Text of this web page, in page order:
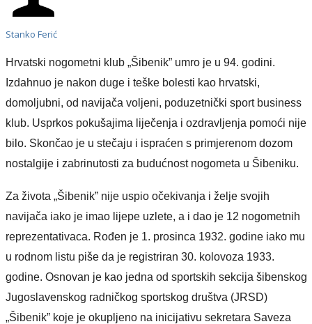
Stanko Ferić
Hrvatski nogometni klub „Šibenik” umro je u 94. godini.
Izdahnuo je nakon duge i teške bolesti kao hrvatski,
domoljubni, od navijača voljeni, poduzetnički sport business
klub. Usprkos pokušajima liječenja i ozdravljenja pomoći nije
bilo. Skončao je u stečaju i ispraćen s primjerenom dozom
nostalgije i zabrinutosti za budućnost nogometa u Šibeniku.
Za života „Šibenik” nije uspio očekivanja i želje svojih
navijača iako je imao lijepe uzlete, a i dao je 12 nogometnih
reprezentativaca. Rođen je 1. prosinca 1932. godine iako mu
u rodnom listu piše da je registriran 30. kolovoza 1933.
godine. Osnovan je kao jedna od sportskih sekcija šibenskog
Jugoslavenskog radničkog sportskog društva (JRSD)
„Šibenik” koje je okupljeno na inicijativu sekretara Saveza